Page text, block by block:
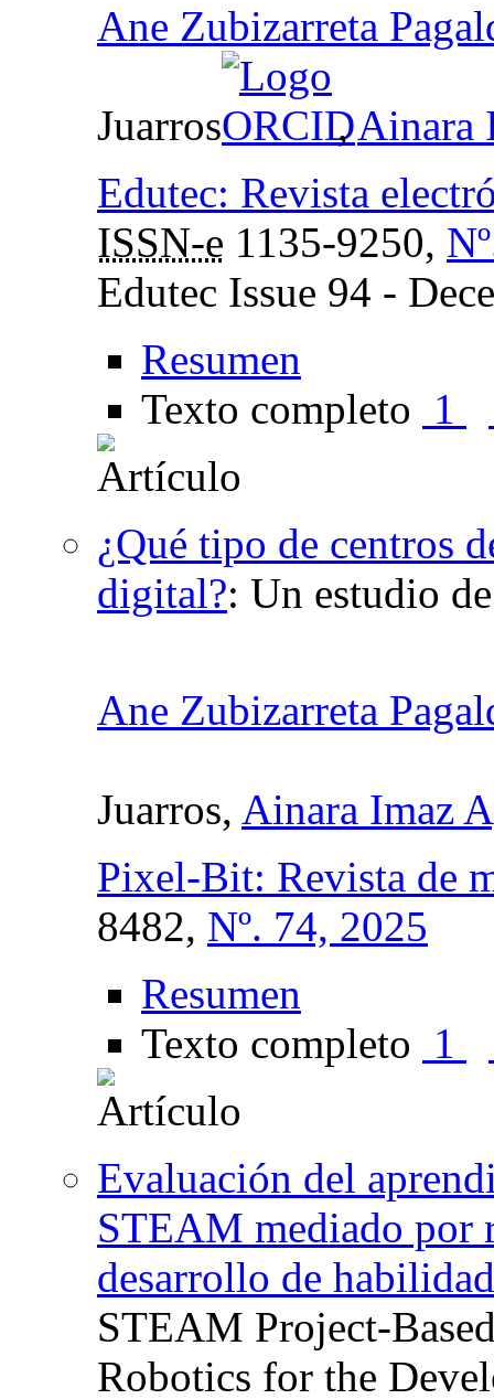
Ane Zubizarreta
Juarros ,Ainara
Edutec: Revista
ISSN-e 1135-9250,
Edutec Issue 94 -
Resumen
Texto completo 1
¿Qué tipo de centros
digital?: Un estudio
Ane Zubizarreta
Juarros, Ainara Imaz
Pixel-Bit: Revista de
8482, Nº. 74, 2025
Resumen
Texto completo 1
Evaluación del
STEAM mediado por
desarrollo de
STEAM Project-
Robotics for the